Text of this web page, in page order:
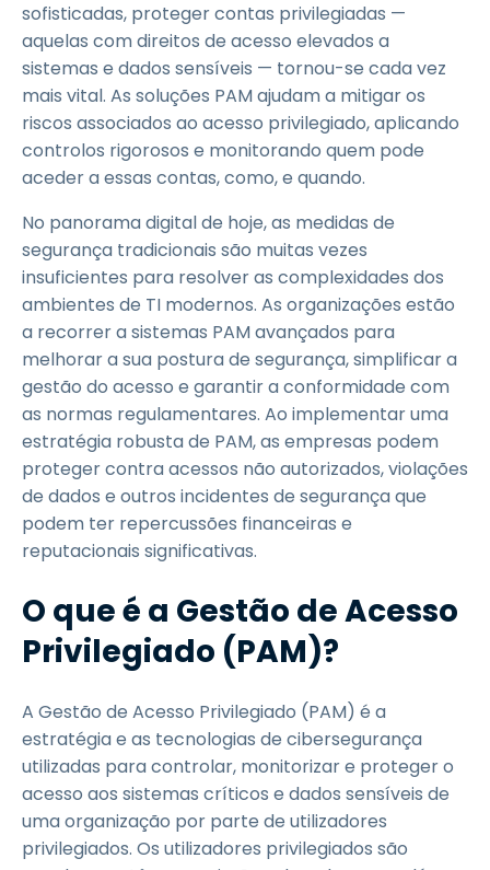
sofisticadas, proteger contas privilegiadas —
aquelas com direitos de acesso elevados a
sistemas e dados sensíveis — tornou-se cada vez
mais vital. As soluções PAM ajudam a mitigar os
riscos associados ao acesso privilegiado, aplicando
controlos rigorosos e monitorando quem pode
aceder a essas contas, como, e quando.
No panorama digital de hoje, as medidas de
segurança tradicionais são muitas vezes
insuficientes para resolver as complexidades dos
ambientes de TI modernos. As organizações estão
a recorrer a sistemas PAM avançados para
melhorar a sua postura de segurança, simplificar a
gestão do acesso e garantir a conformidade com
as normas regulamentares. Ao implementar uma
estratégia robusta de PAM, as empresas podem
proteger contra acessos não autorizados, violações
de dados e outros incidentes de segurança que
podem ter repercussões financeiras e
reputacionais significativas.
O que é a Gestão de Acesso
Privilegiado (PAM)?
A Gestão de Acesso Privilegiado (PAM) é a
estratégia e as tecnologias de cibersegurança
utilizadas para controlar, monitorizar e proteger o
acesso aos sistemas críticos e dados sensíveis de
uma organização por parte de utilizadores
privilegiados. Os utilizadores privilegiados são